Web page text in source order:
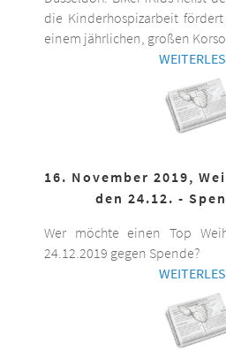
die Kinderhospizarbeit
einem jährlichen, großen
16. November 2019,
den 24.12. -
Wer möchte einen Top
24.12.2019 gegen Spende?